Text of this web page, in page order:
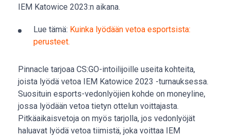
IEM Katowice 2023:n aikana.
Lue tämä: Kuinka lyödään vetoa esportsista:
perusteet.
Pinnacle tarjoaa CS:GO-intoilijoille useita kohteita,
joista lyödä vetoa IEM Katowice 2023 -turnauksessa.
Suosituin esports-vedonlyöjien kohde on moneyline,
jossa lyödään vetoa tietyn ottelun voittajasta.
Pitkäaikaisvetoja on myös tarjolla, jos vedonlyöjät
haluavat lyödä vetoa tiimistä, joka voittaa IEM